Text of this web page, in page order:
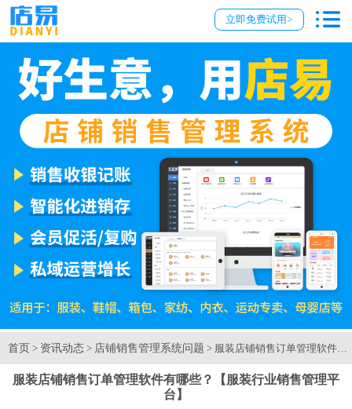
立即免费试用>
首页 > 资讯动态 > 店铺销售管理系统问题 > 服装店铺销售订单管理软件
服装店铺销售订单管理软件有哪些？【服装行业销售管理平
台】